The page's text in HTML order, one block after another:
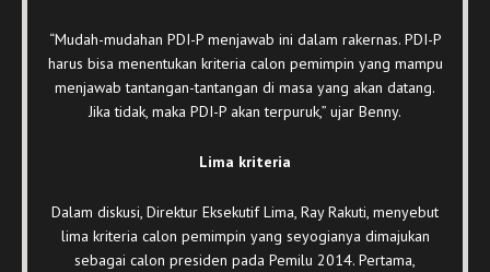
“Mudah-mudahan PDI-P menjawab ini dalam rakernas. PDI-P
harus bisa menentukan kriteria calon pemimpin yang mampu
menjawab tantangan-tantangan di masa yang akan datang.
Jika tidak, maka PDI-P akan terpuruk,” ujar Benny.
Lima kriteria
Dalam diskusi, Direktur Eksekutif Lima, Ray Rakuti, menyebut
lima kriteria calon pemimpin yang seyogianya dimajukan
sebagai calon presiden pada Pemilu 2014. Pertama,